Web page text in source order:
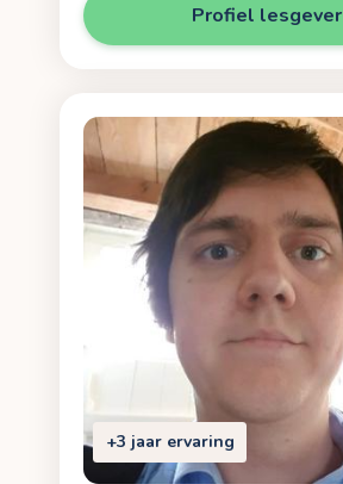
Profiel lesgever
+3 jaar ervaring